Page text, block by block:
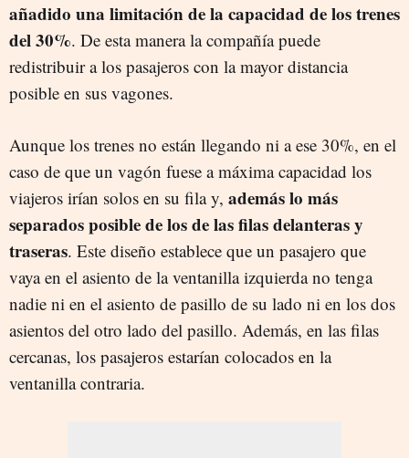
añadido una limitación de la capacidad de los trenes
del 30%. De esta manera la compañía puede
redistribuir a los pasajeros con la mayor distancia
posible en sus vagones.
Aunque los trenes no están llegando ni a ese 30%, en el
caso de que un vagón fuese a máxima capacidad los
viajeros irían solos en su fila y, además lo más
separados posible de los de las filas delanteras y
traseras. Este diseño establece que un pasajero que
vaya en el asiento de la ventanilla izquierda no tenga
nadie ni en el asiento de pasillo de su lado ni en los dos
asientos del otro lado del pasillo. Además, en las filas
cercanas, los pasajeros estarían colocados en la
ventanilla contraria.